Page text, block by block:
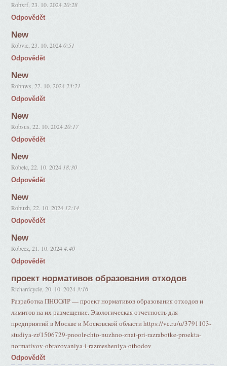
Robxrf,23. 10. 2024 20:28
Odpovědět
New
Robvic ,23. 10. 2024 0:51
Odpovědět
New
Robnws ,22. 10. 2024 23:21
Odpovědět
New
Robsus ,22. 10. 2024 20:17
Odpovědět
New
Robetc ,22. 10. 2024 18:30
Odpovědět
New
Robuzh ,22. 10. 2024 12:14
Odpovědět
New
Robeez ,21. 10. 2024 4:40
Odpovědět
прoeкт нормативов образования отходов
Richardcycle ,20. 10. 2024 3:16
Разработка ПНООЛР — проект нормативов образования отходов и
лимитов на их размещение. Экологическая отчетность для
предприятий в Москве и Московской области https://vc.ru/u/3791103-
studiya-zr/1506729-pnoolr-chto-nuzhno-znat-pri-razrabotke-proekta-
normativov-obrazovaniya-i-razmesheniya-othodov
Odpovědět